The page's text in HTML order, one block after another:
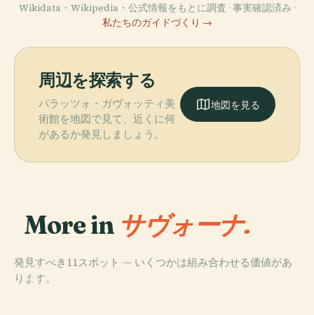
Wikidata・Wikipedia・公式情報をもとに調査 · 事実確認済み ·
私たちのガイドづくり →
周辺を探索する
パラッツォ・ガヴォッティ美
術館を地図で見て、近くに何
があるか発見しましょう。
地図を見る
More in サヴォーナ.
発見すべき11スポット — いくつかは組み合わせる価値があ
ります。
PLACE
サヴォーナ大聖
PLACE